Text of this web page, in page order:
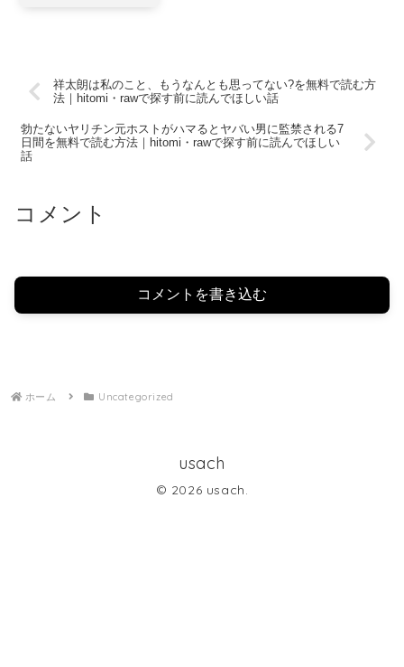
祥太朗は私のこと、もうなんとも思ってない?を無料で読む方
法｜hitomi・rawで探す前に読んでほしい話
勃たないヤリチン元ホストがハマるとヤバい男に監禁される7
日間を無料で読む方法｜hitomi・rawで探す前に読んでほしい
話
コメント
コメントを書き込む
ホーム Uncategorized
usach
© 2026 usach.